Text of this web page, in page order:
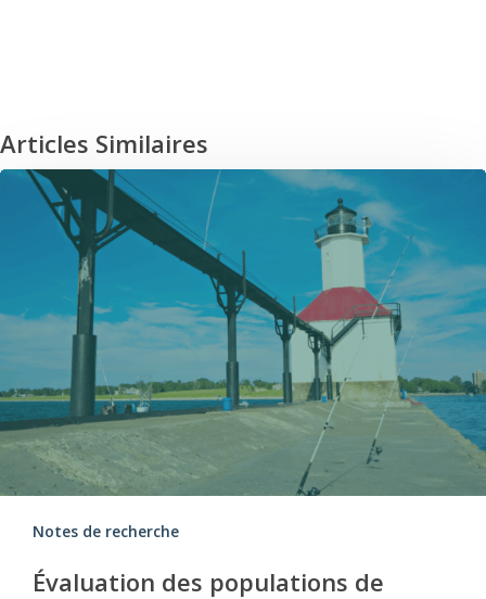
montrent
peu de
différences
entre les
saumons
naturalisés
et les
Articles Similaires
Notes de recherche
Évaluation des populations de